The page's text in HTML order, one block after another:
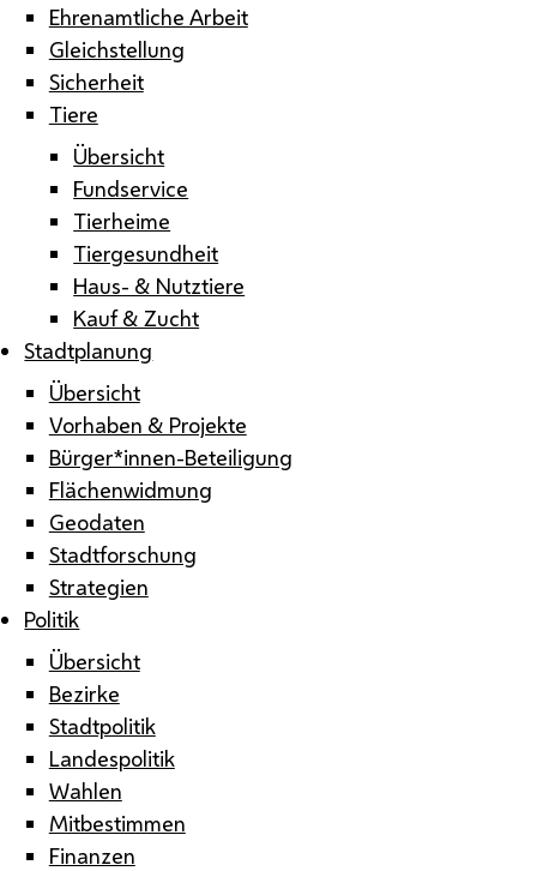
Ehrenamtliche Arbeit
Gleichstellung
Sicherheit
Tiere
Übersicht
Fundservice
Tierheime
Tiergesundheit
Haus- & Nutztiere
Kauf & Zucht
Stadtplanung
Übersicht
Vorhaben & Projekte
Bürger*innen-Beteiligung
Flächenwidmung
Geodaten
Stadtforschung
Strategien
Politik
Übersicht
Bezirke
Stadtpolitik
Landespolitik
Wahlen
Mitbestimmen
Finanzen